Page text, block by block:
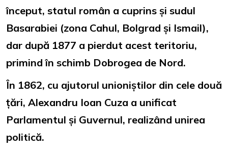
început, statul român a cuprins și sudul
Basarabiei (zona Cahul, Bolgrad și Ismail),
dar după 1877 a pierdut acest teritoriu,
primind în schimb Dobrogea de Nord.
În 1862, cu ajutorul unioniștilor din cele două
țări, Alexandru Ioan Cuza a unificat
Parlamentul și Guvernul, realizând unirea
politică.